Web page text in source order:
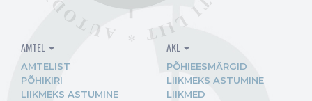
AMTEL
AMTELIST
PÕHIKIRI
LIIKMEKS ASTUMINE
AKL
PÕHIEESMÄRGID
LIIKMEKS ASTUMINE
LIIKMED